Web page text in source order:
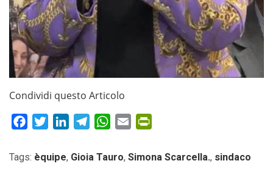
Condividi questo Articolo
FacebookTwitterLinkedInTelegramWhatsApp
Email
Tags: èquipe, Gioia Tauro, Simona Scarcella., sindaco